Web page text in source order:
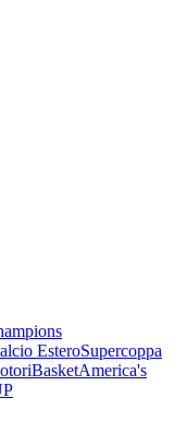
EsteroSupercoppa
BasketAmerica's